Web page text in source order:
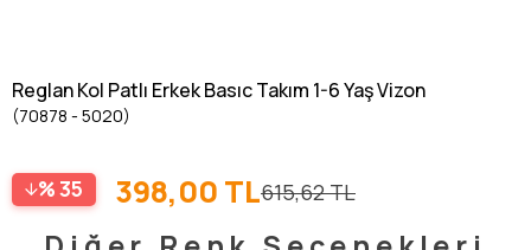
Reglan Kol Patlı Erkek Basıc Takım 1-6 Yaş Vizon
(70878 - 5020)
35 615,62 TL
398,00 TL